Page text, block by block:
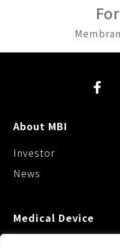
About MBI
Investor
News
Medical Device